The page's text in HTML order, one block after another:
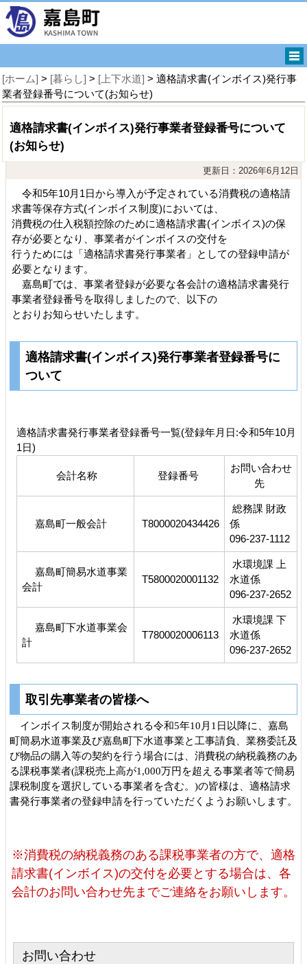
[ホーム] > [暮らし] > [上下水道] > 適格請求書(インボイス)発行事
業者登録番号について(お知らせ)
適格請求書(インボイス)発行事業者登録番号について
(お知らせ)
更新日：2026年6月12日
令和5年10月1日から導入が予定されている消費税の適格請
求書等保存方式(インボイス制度)においては、
消費税の仕入税額控除のために適格請求書(インボイス)の保
存が必要となり、事業者がインボイスの交付を
行うためには「適格請求書発行事業者」としての登録申請が
必要となります。
嘉島町では、事業者登録が必要な各会計の適格請求書発行
事業者登録番号を取得しましたので、以下の
とおりお知らせいたします。
適格請求書(インボイス)発行事業者登録番号に
ついて
適格請求書発行事業者登録番号一覧(登録年月日:令和5年10月
1日)
会計名称 登録番号
お問い合わせ
先
嘉島町一般会計 T8000020434426
総務課 財政
係
096-237-1112
嘉島町簡易水道事業
会計
T5800020001132
水環境課 上
水道係
096-237-2652
嘉島町下水道事業会
計
T7800020006113
水環境課 下
水道係
096-237-2652
取引先事業者の皆様へ
インボイス制度が開始される令和5年10月1日以降に、嘉島
町簡易水道事業及び嘉島町下水道事業と工事請負、業務委託及
び物品の購入等の契約を行う場合には、消費税の納税義務のあ
る課税事業者(課税売上高が1,000万円を超える事業者等で簡易
課税制度を選択している事業者を含む。)の皆様は、適格請求
書発行事業者の登録申請を行っていただくようお願いします。
※消費税の納税義務のある課税事業者の方で、適格
請求書(インボイス)の交付を必要とする場合は、各
会計のお問い合わせ先までご連絡をお願いします。
お問い合わせ